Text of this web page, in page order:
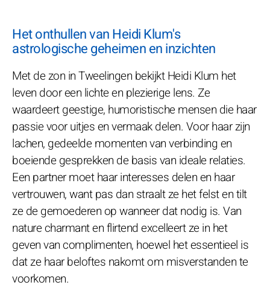
Het onthullen van Heidi Klum's
astrologische geheimen en inzichten
Met de zon in Tweelingen bekijkt Heidi Klum het
leven door een lichte en plezierige lens. Ze
waardeert geestige, humoristische mensen die haar
passie voor uitjes en vermaak delen. Voor haar zijn
lachen, gedeelde momenten van verbinding en
boeiende gesprekken de basis van ideale relaties.
Een partner moet haar interesses delen en haar
vertrouwen, want pas dan straalt ze het felst en tilt
ze de gemoederen op wanneer dat nodig is. Van
nature charmant en flirtend excelleert ze in het
geven van complimenten, hoewel het essentieel is
dat ze haar beloftes nakomt om misverstanden te
voorkomen.